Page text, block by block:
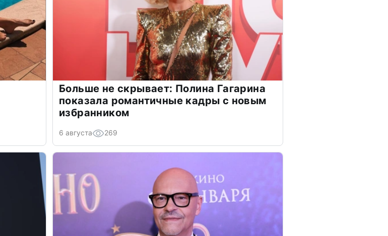
Больше не скрывает: Полина Гагарина
показала романтичные кадры с новым
избранником
6 августа 269